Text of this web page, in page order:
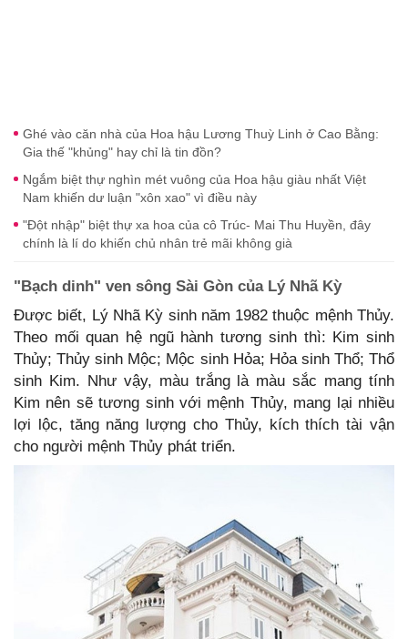
Ghé vào căn nhà của Hoa hậu Lương Thuỳ Linh ở Cao Bằng:
Gia thế "khủng" hay chỉ là tin đồn?
Ngắm biệt thự nghìn mét vuông của Hoa hậu giàu nhất Việt
Nam khiến dư luận "xôn xao" vì điều này
"Đột nhập" biệt thự xa hoa của cô Trúc- Mai Thu Huyền, đây
chính là lí do khiến chủ nhân trẻ mãi không già
"Bạch dinh" ven sông Sài Gòn của Lý Nhã Kỳ
Được biết, Lý Nhã Kỳ sinh năm 1982 thuộc mệnh Thủy.
Theo mối quan hệ ngũ hành tương sinh thì: Kim sinh
Thủy; Thủy sinh Mộc; Mộc sinh Hỏa; Hỏa sinh Thổ; Thổ
sinh Kim. Như vậy, màu trắng là màu sắc mang tính
Kim nên sẽ tương sinh với mệnh Thủy, mang lại nhiều
lợi lộc, tăng năng lượng cho Thủy, kích thích tài vận
cho người mệnh Thủy phát triển.